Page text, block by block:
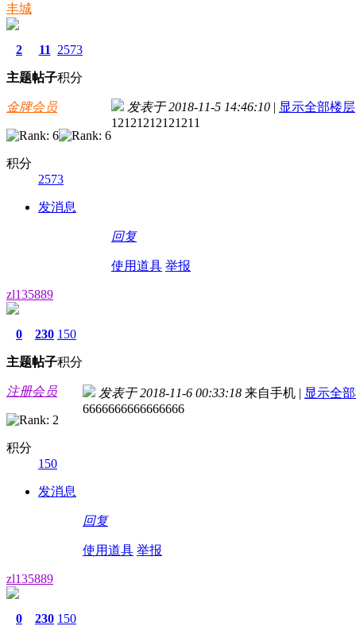
丰城
2
主题
11
帖子
2573
积分
金牌会员
积分
2573
发消息
发表于 2018-11-5 14:46:10 | 显示全部楼层
12121212121211
回复
使用道具 举报
zl135889
0
主题
230
帖子
150
积分
注册会员
积分
150
发消息
发表于 2018-11-6 00:33:18 来自手机 | 显示全
6666666666666666
回复
使用道具 举报
zl135889
0 230 150